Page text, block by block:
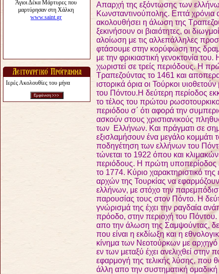
Ιερές Ακολουθίες του μήνα
Απαρχή της εξόντωσης των
Κωνσταντινούπολης. Επτά
ακολουθήσει η άλωση της
ξεκινήσουν οι βιαιότητες, οι
αλοίωση με τις αλλεπάλληλες
φτάσουμε στην κορύφωση της
με την φρικιαστική γενοκτονία
χωριστεί σε τρείς περιόδους. Η
Τραπεζούντας το 1461 και
ιστορικά όρια οι Τούρκοι
του Πόντου.Η δεύτερη περίοδος
το τέλος του πρώτου
περιόδου σ΄ ότι αφορά την
ασκούν στους χριστιανικούς
των Ελλήνων. Και πράγματι σε
εξισλαμήσουν ένα μεγάλο κομμάτι
ποδηγέτηση των ελλήνων του
τώνεται το 1922 όπου και
περιόδους. Η πρώτη υποπερίοδος
το 1774. Κύριο χαρακτηριστικό
αρχών της Τουρκίας να
ελλήνων, με στόχο την
παρουσίας τους στον Πόντο. Η
γνώρισμά της έχει την ραγδαία
πρόοδο, στην περιοχή του
απο την άλωση της Σαμψούντας,
που είναι η εκδίωξη και η
κίνημα των Νεοτούρκων με
εν των μεταξύ έχει ανελιχθεί στην
εφαρμογή της τελικής λύσης, που
άλλη απο την συστηματική